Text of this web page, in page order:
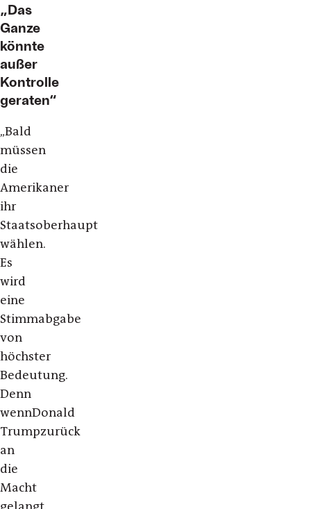
„Das
Ganze
könnte
außer
Kontrolle
geraten“
„Bald
müssen
die
Amerikaner
ihr
Staatsoberhaupt
wählen.
Es
wird
eine
Stimmabgabe
von
höchster
Bedeutung.
Denn
wennDonald
Trumpzurück
an
die
Macht